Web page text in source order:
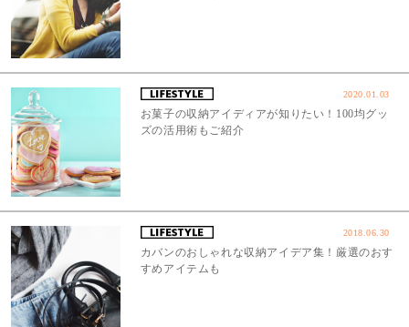
2020.01.03
お菓子の収納アイディアが知りたい！100均グッ
ズの活用術もご紹介
2018.06.30
カバンのおしゃれな収納アイデア集！厳選のおす
すめアイテムも